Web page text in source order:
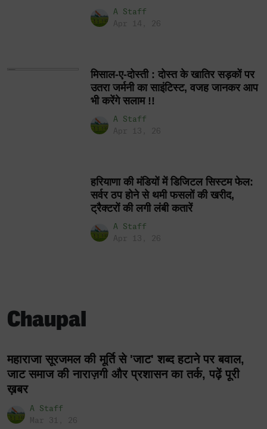
A Staff
Apr 14, 26
मिसाल-ए-दोस्ती : दोस्त के खातिर सड़कों पर
उतरा जर्मनी का साइंटिस्ट, वजह जानकर आप
भी करेंगे सलाम !!
A Staff
Apr 13, 26
हरियाणा की मंडियों में डिजिटल सिस्टम फेल:
सर्वर ठप होने से थमी फसलों की खरीद,
ट्रैक्टरों की लगी लंबी कतारें
A Staff
Apr 13, 26
Chaupal
महाराजा सूरजमल की मूर्ति से 'जाट' शब्द हटाने पर बवाल,
जाट समाज की नाराज़गी और प्रशासन का तर्क, पढ़ें पूरी
ख़बर
A Staff
Mar 31, 26